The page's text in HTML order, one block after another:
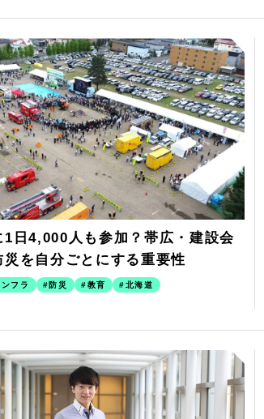
1日4,000人も参加？帯広・建設会
災を自分ごとにする重要性
フラ 防災 教育 北海道